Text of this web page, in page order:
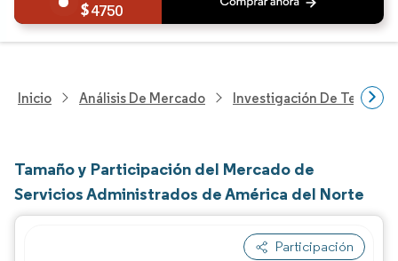
4750
Inicio Análisis De Mercado Investigación De
Tamaño y Participación del Mercado de
Servicios Administrados de América del Norte
Participación